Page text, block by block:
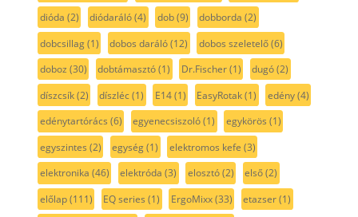
dióda (2) diódaráló(4) dob(9) dobborda (2)
dobcsillag(1) dobos daráló(12) dobos szeletelő(6)
doboz (30) dobtámasztó(1) Dr.Fischer(1) dugó(2)
díszcsík(2) díszléc(1) E14(1) EasyRotak(1) edény(4)
edénytartórács (6) egyenecsiszoló(1) egykörös (1)
egyszintes (2) egység(1) elektromos kefe (3)
elektronika (46) elektróda (3) elosztó(2) első(2)
előlap(111) EQ series (1) ErgoMixx(33) etazser(1)